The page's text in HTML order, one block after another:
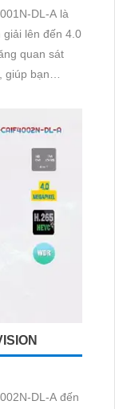
DL-A là
lên đến 4.0
giúp bạn
DL-A đến